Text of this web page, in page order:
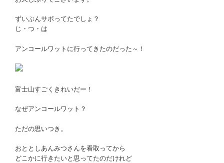
ずいぶんサボってたでしょ？
じ・つ・は
アンコールワットに行ってきたのだった～！
富士山すごくきれいだー！
なぜアンコールワット？
ただの思いつき。
おととしあんみつさんを看取ってから
どこかに行きたいと思ってたのだけれど